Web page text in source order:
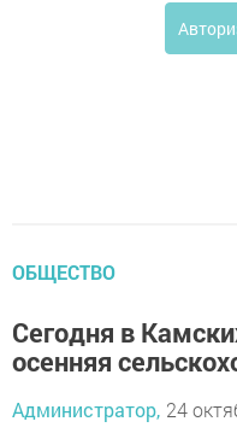
ОБЩЕСТВО
Сегодня в
осенняя
Администратор, 24